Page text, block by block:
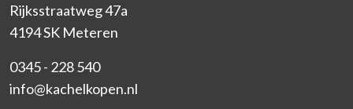
Rijksstraatweg 47a
4194 SK Meteren
0345 - 228 540
info@kachelkopen.nl